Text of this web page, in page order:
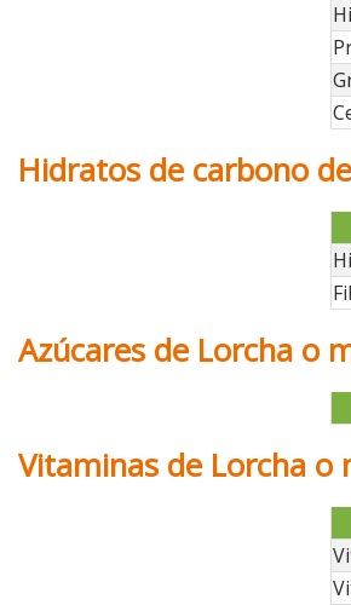
Hidratos de carbono
Azúcares de Lorcha o
Vitaminas de Lorcha o